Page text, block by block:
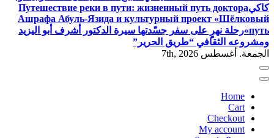
كاكيПутешествие реки в пути: жизненный путь доктора
Ашрафа Абуль-Язида и культурный проект «Шёлковый
путь» رحلة نهرٍ على سفر جسّدتها سيرة الدكتور أشرف أبو اليزيد
ومشروعه الثقافي “طريق الحرير”
الجمعة. أغسطس 7th, 2026
Home
Cart
Checkout
My account